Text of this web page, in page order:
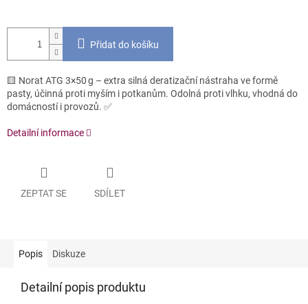
Přidat do košíku
🟨 Norat ATG 3×50 g – extra silná deratizační nástraha ve formě
pasty, účinná proti myším i potkanům. Odolná proti vlhku, vhodná do
domácností i provozů. ✅
Detailní informace
ZEPTAT SE SDÍLET
Popis Diskuze
Detailní popis produktu